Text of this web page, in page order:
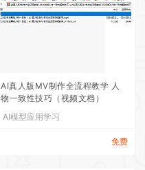
AI真人版MV制作全流程教学 人
物一致性技巧（视频文档）
AI模型应用学习
免费